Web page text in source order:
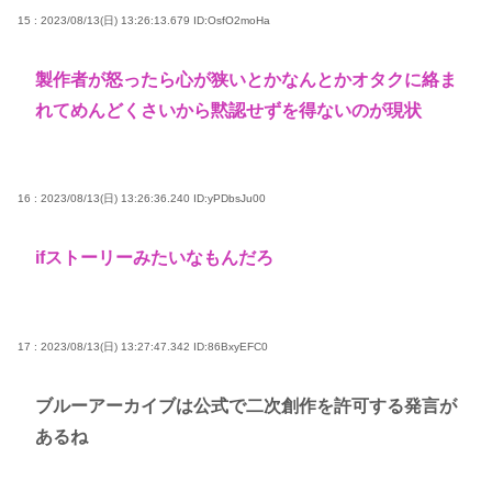
15 : 2023/08/13(日) 13:26:13.679 ID:OsfO2moHa
製作者が怒ったら心が狭いとかなんとかオタクに絡ま
れてめんどくさいから黙認せずを得ないのが現状
16 : 2023/08/13(日) 13:26:36.240 ID:yPDbsJu00
ifストーリーみたいなもんだろ
17 : 2023/08/13(日) 13:27:47.342 ID:86BxyEFC0
ブルーアーカイブは公式で二次創作を許可する発言が
あるね